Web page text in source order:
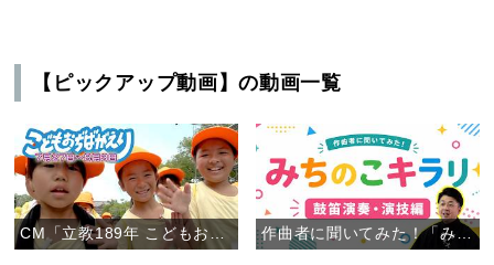
【ピックアップ動画】の動画一覧
CM「立教189年 こどもおぢばがえり」 作曲者に聞いてみた！「みちのこキラリ」鼓笛演奏・演技編